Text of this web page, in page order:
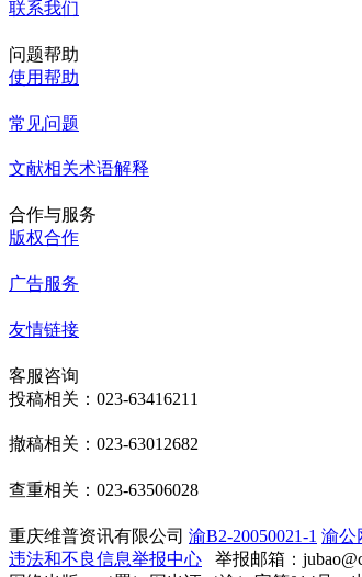
联系我们
问题帮助
使用帮助
常见问题
文献相关术语解释
合作与服务
版权合作
广告服务
友情链接
客服咨询
投稿相关：023-63416211
撤稿相关：023-63012682
查重相关：023-63506028
重庆维普资讯有限公司 渝B2-20050021-1 渝公
违法和不良信息举报中心 举报邮箱：